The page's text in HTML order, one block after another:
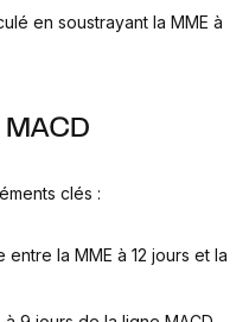
en soustrayant la MME à
clés :
la MME à 12 jours et la